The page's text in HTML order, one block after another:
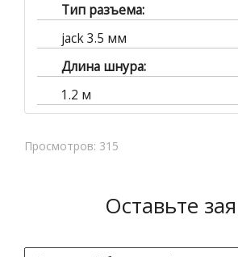
Тип разъема:
jack 3.5 мм
Длина шнура:
1.2 м
Просмотров: 315
Оставьте